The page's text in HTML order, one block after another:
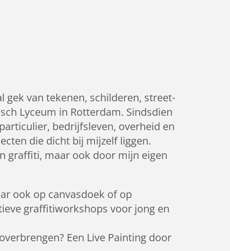
gek van tekenen, schilderen, street-
Lyceum in Rotterdam. Sindsdien
bedrijfsleven, overheid en
die dicht bij mijzelf liggen.
graffiti, maar ook door mijn eigen
ook op canvasdoek of op
graffitiworkshops voor jong en
Een Live Painting door